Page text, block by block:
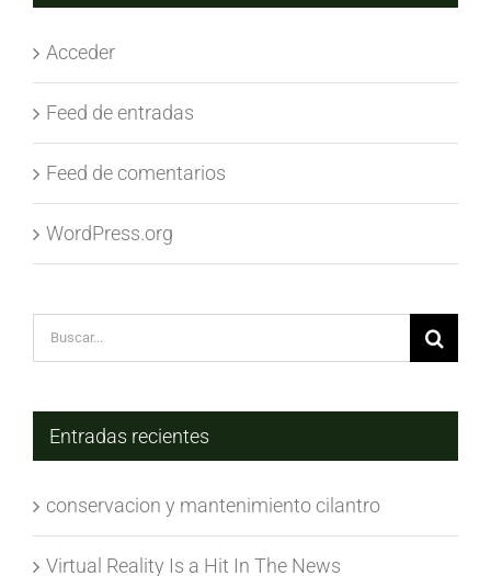
Acceder
Feed de entradas
Feed de comentarios
WordPress.org
Buscar:
Entradas recientes
conservacion y mantenimiento cilantro
Virtual Reality Is a Hit In The News